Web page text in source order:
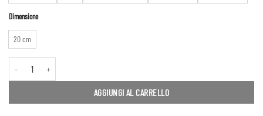
Dimensione
20 cm
AGGIUNGI AL CARRELLO